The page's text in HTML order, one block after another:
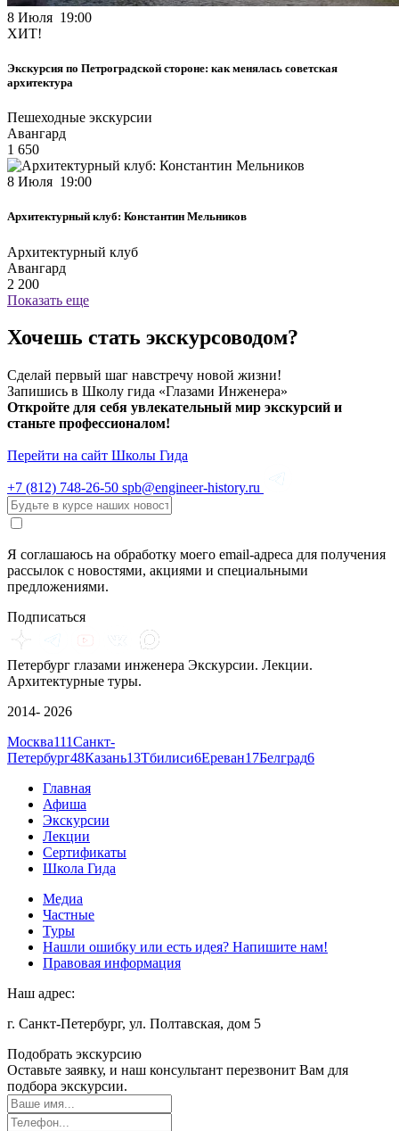
8 Июля 19:00
ХИТ!
Экскурсия по Петроградской стороне: как менялась советская
архитектура
Пешеходные экскурсии
Авангард
1 650
8 Июля 19:00
Архитектурный клуб: Константин Мельников
Архитектурный клуб
Авангард
2 200
Показать еще
Хочешь стать экскурсоводом?
Сделай первый шаг навстречу новой жизни!
Запишись в Школу гида «Глазами Инженера»
Откройте для себя увлекательный мир экскурсий и
станьте профессионалом!
Перейти на сайт Школы Гида
+7 (812) 748-26-50 spb@engineer-history.ru
Я соглашаюсь на обработку моего email-адреса для получения
рассылок с новостями, акциями и специальными
предложениями.
Подписаться
Петербург глазами инженера Экскурсии. Лекции.
Архитектурные туры.
2014- 2026
Москва111Санкт-
Петербург48Казань13Тбилиси6Ереван17Белград6
Главная
Афиша
Экскурсии
Лекции
Сертификаты
Школа Гида
Медиа
Частные
Туры
Нашли ошибку или есть идея? Напишите нам!
Правовая информация
Наш адрес:
г. Санкт-Петербург, ул. Полтавская, дом 5
Подобрать экскурсию
Оставьте заявку, и наш консультант перезвонит Вам для
подбора экскурсии.